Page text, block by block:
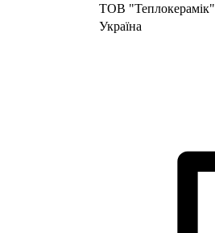
ТОВ "Теплокерамік"
Україна